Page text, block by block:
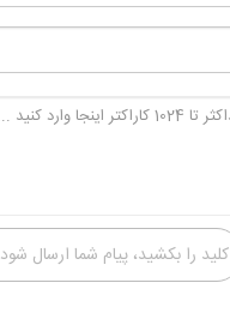
کلید را بکشید، پیام شما ارسال شود